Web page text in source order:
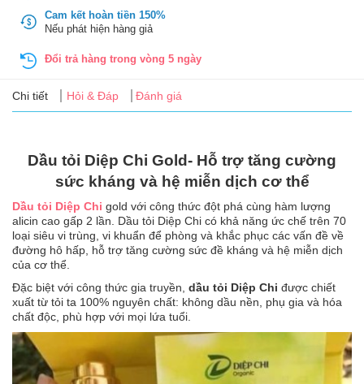
Tin
Cam kết hoàn tiền 150%
Nếu phát hiện hàng giả
Đổi trả hàng trong vòng 5 ngày
Chi tiết Hỏi & Đáp Đánh giá
Dầu tỏi Diệp Chi Gold- Hỗ trợ tăng cường
sức kháng và hệ miễn dịch cơ thể
Dầu tỏi Diệp Chi gold với công thức đột phá cùng hàm lượng
alicin cao gấp 2 lần. Dầu tỏi Diệp Chi có khả năng ức chế trên 70
loại siêu vi trùng, vi khuẩn để phòng và khắc phục các vấn đề về
đường hô hấp, hỗ trợ tăng cường sức đề kháng và hệ miễn dịch
của cơ thể.
Đặc biệt với công thức gia truyền, dầu tỏi Diệp Chi được chiết
xuất từ tỏi ta 100% nguyên chất: không dầu nền, phụ gia và hóa
chất độc, phù hợp với mọi lứa tuổi.